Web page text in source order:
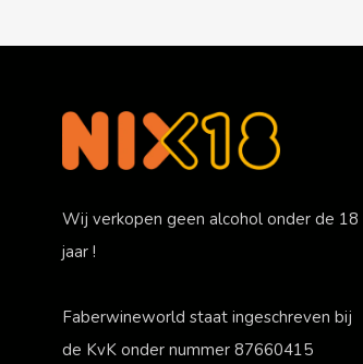
Wij verkopen geen alcohol onder de 18
jaar !
Faberwineworld staat ingeschreven bij
de KvK onder nummer 87660415